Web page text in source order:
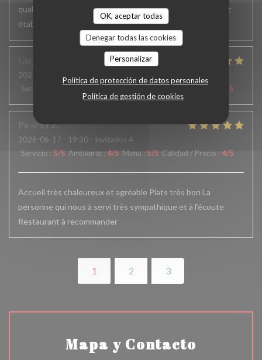
OK, aceptar todas
Denegar todas las cookies
Personalizar
Política de protección de datos personales
Política de gestión de cookies
qualité des plats excellente.. Je recommande vivement cet
établissement et j’y reviens toujours avec le même plaisir
2026-06-19
Servicio
/5
PascalJ
2026-06-17 - 19:30 - Invitados 4
Servicio :5/5 Ambiente :4/5 Menú :5/5 Calidad / Precio : 4/5
Accueil très chaleureux et agréable Plats très bon La
personne qui nous à servi très sympathique et à l’écoute
Restaurant à recommander
1 2 3
Mapa y Contacto